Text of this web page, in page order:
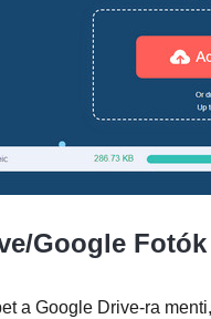
Google Fotók
a Google Drive-ra